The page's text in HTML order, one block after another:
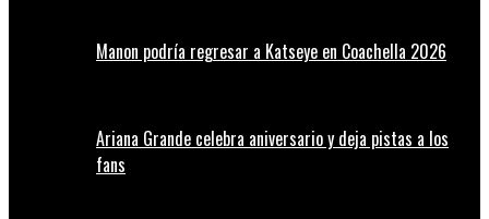
Manon podría regresar a Katseye en Coachella 2026
Ariana Grande celebra aniversario y deja pistas a los
fans